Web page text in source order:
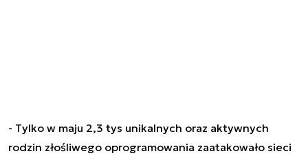
- Tylko w maju 2,3 tys unikalnych oraz aktywnych
rodzin złośliwego oprogramowania zaatakowało sieci